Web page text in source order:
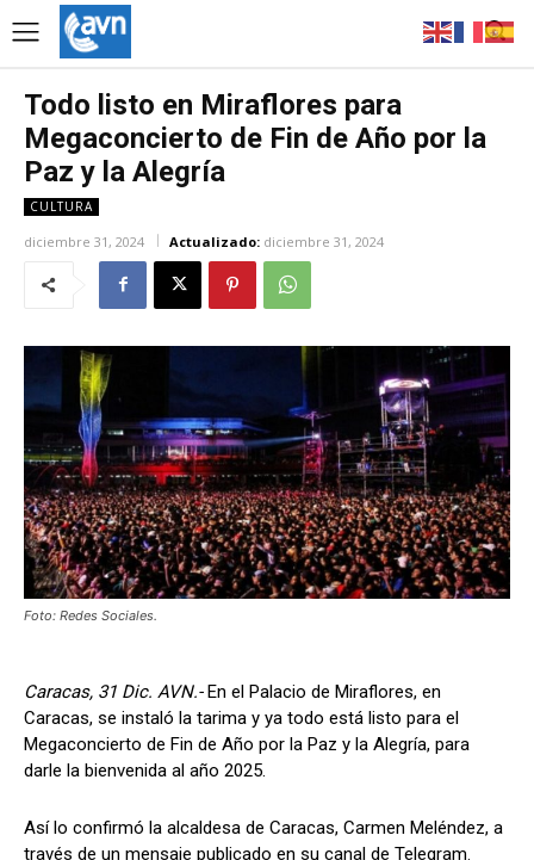
Todo listo en Miraflores para
Megaconcierto de Fin de Año por la
Paz y la Alegría
CULTURA
diciembre 31, 2024 Actualizado: diciembre 31, 2024
Foto: Redes Sociales.
Caracas, 31 Dic. AVN.-En el Palacio de Miraflores, en
Caracas, se instaló la tarima y ya todo está listo para el
Megaconcierto de Fin de Año por la Paz y la Alegría, para
darle la bienvenida al año 2025.
Así lo confirmó la alcaldesa de Caracas, Carmen Meléndez, a
través de un mensaje publicado en su canal de Telegram.